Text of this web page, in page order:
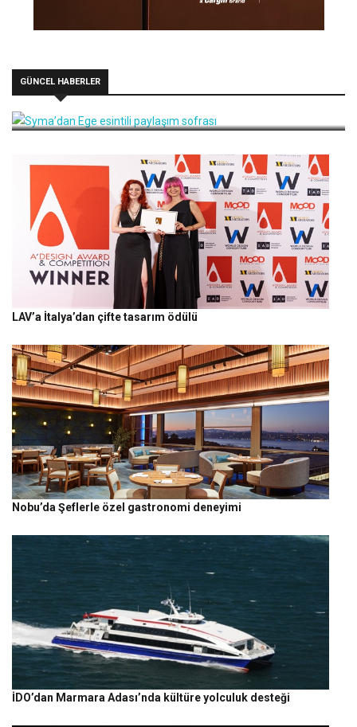
GÜNCEL HABERLER
Syma’dan Ege esintili paylaşım sofrası
LAV’a İtalya’dan çifte tasarım ödülü
Nobu’da Şeflerle özel gastronomi deneyimi
İDO’dan Marmara Adası’nda kültüre yolculuk desteği